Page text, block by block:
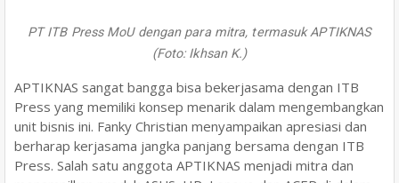
PT ITB Press MoU dengan para mitra, termasuk APTIKNAS
(Foto: Ikhsan K.)
APTIKNAS sangat bangga bisa bekerjasama dengan ITB
Press yang memiliki konsep menarik dalam mengembangkan
unit bisnis ini. Fanky Christian menyampaikan apresiasi dan
berharap kerjasama jangka panjang bersama dengan ITB
Press. Salah satu anggota APTIKNAS menjadi mitra dan